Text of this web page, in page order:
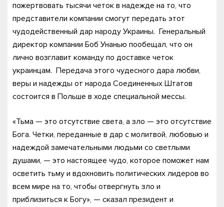
пожертвовать тысячи четок в надежде на то, что
представители компании смогут передать этот
чудодейственный дар народу Украины. Генеральный
директор компании Боб Унанью пообещал, что он
лично возглавит команду по доставке четок
украинцам. Передача этого чудесного дара любви,
веры и надежды от народа Соединенных Штатов
состоится в Польше в ходе специальной мессы.
«Тьма — это отсутствие света, а зло — это отсутствие
Бога. Четки, переданные в дар с молитвой, любовью и
надеждой замечательными людьми со светлыми
душами, — это настоящее чудо, которое поможет нам
осветить тьму и вдохновить политических лидеров во
всем мире на то, чтобы отвергнуть зло и
приблизиться к Богу», — сказал президент и